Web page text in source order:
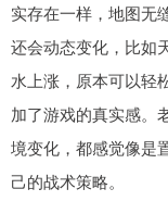
实存在一样，地图无
还会动态变化，比如
水上涨，原本可以轻
加了游戏的真实感。
境变化，都感觉像是
己的战术策略。